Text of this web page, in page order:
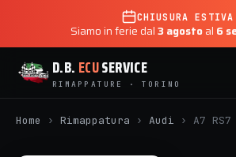
CHIUSURA ESTIVA
Siamo in ferie dal3 agostoal 6
D.B. ECUSERVICE
RIMAPPATURE · TORINO
Home › Rimappatura › Audi › A7